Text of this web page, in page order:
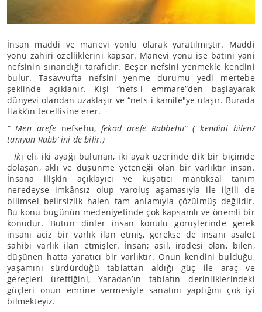
İnsan maddi ve manevi yönlü olarak yaratılmıştır. Maddi
yönü zahiri özelliklerini kapsar. Manevi yönü ise batıni yani
nefsinin sınandığı tarafıdır. Beşer nefsini yenmekle kendini
bulur. Tasavvufta nefsini yenme durumu yedi mertebe
şeklinde açıklanır. Kişi “nefs-i emmare”den başlayarak
dünyevi olandan uzaklaşır ve “nefs-i kamile"ye ulaşır. Burada
Hakk’ın tecellisine erer.
“ Men arefenefsehu,fekad arefe Rabbehu” ( kendini bilen/
tanıyan Rabb’ ini de bilir.)
İki eli, iki ayağı bulunan, iki ayak üzerinde dik bir biçimde
dolaşan, aklı ve düşünme yeteneği olan bir varlıktır insan.
İnsana ilişkin açıklayıcı ve kuşatıcı mantıksal tanım
neredeyse imkânsız olup varoluş aşamasıyla ile ilgili de
bilimsel belirsizlik halen tam anlamıyla çözülmüş değildir.
Bu konu bugünün medeniyetinde çok kapsamlı ve önemli bir
konudur. Bütün dinler insan konulu görüşlerinde gerek
insanı aciz bir varlık ilan etmiş, gerekse de insanı asalet
sahibi varlık ilan etmişler. İnsan; asil, iradesi olan, bilen,
düşünen hatta yaratıcı bir varlıktır. Onun kendini bulduğu,
yaşamını sürdürdüğü tabiattan aldığı güç ile araç ve
gereçleri ürettiğini, Yaradan’ın tabiatın derinliklerindeki
güçleri onun emrine vermesiyle sanatını yaptığını çok iyi
bilmekteyiz.